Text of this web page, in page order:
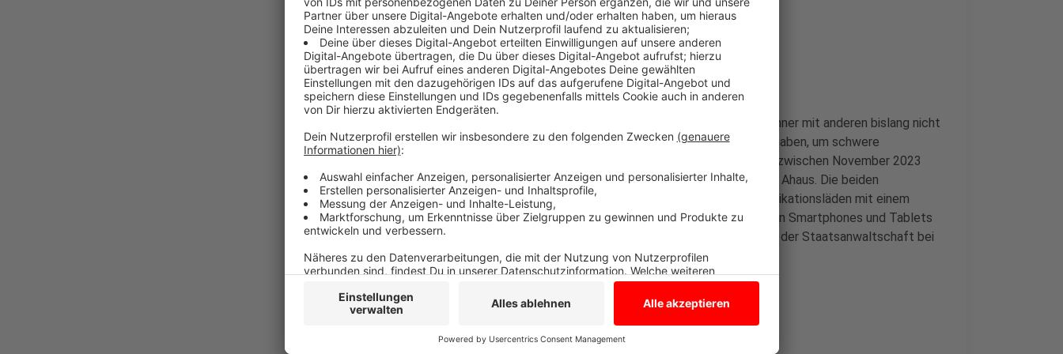
Urteil Ende des Monats erwartet
Anzeige
Die Staatsanwaltschaft geht davon aus, dass sich die beiden Männer mit anderen bislang nicht
identifizierten Komplizen zu einer Bande zusammengeschlossen haben, um schwere
Diebstähle zu begehen. In diesem Prozess geht es um fünf Fälle zwischen November 2023
und Mai diesen Jahres: In Rheine, Ibbenbüren, Münster und zwei in Ahaus. Die beiden
Angeklagten sollen die gläsernen Eingangstüren von Telekommunikationsläden mit einem
Gullideckel oder Stein eingeworfen haben, um an die ausgestellten Smartphones und Tablets
zu kommen. Der Gesamtwert des Diebesguts liegt nach Angaben der Staatsanwaltschaft bei
gut 36.000 Euro. Ein Urteil wird Ende des Monats erwartet.